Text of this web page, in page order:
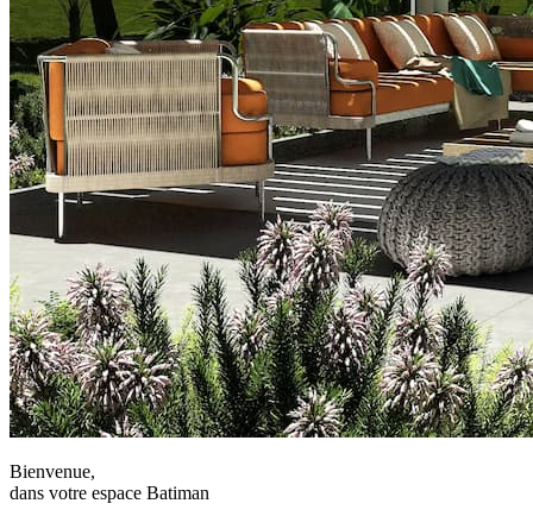
Bienvenue,
dans votre espace Batiman